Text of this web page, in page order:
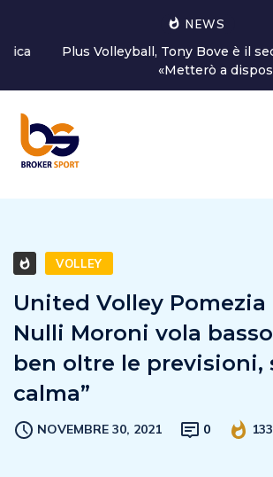
NEWS
Plus Volleyball, Tony Bove è il
«Metterò a disposi...
VOLLEY
United Volley Pomezia
Nulli Moroni vola
ben oltre le previsioni,
calma”
NOVEMBRE 30, 2021 0 133